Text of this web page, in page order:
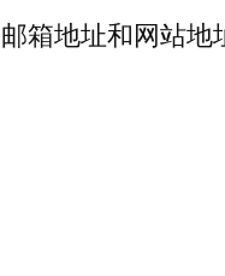
箱地址和网站地